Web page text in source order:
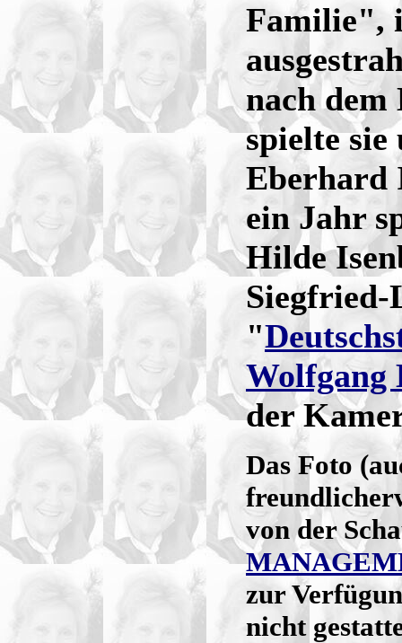
Familie",
nach
spielte sie
Eberhard
ein Jahr
Hilde
"
Wolfgang
der
Das Foto
von der
zur
nicht